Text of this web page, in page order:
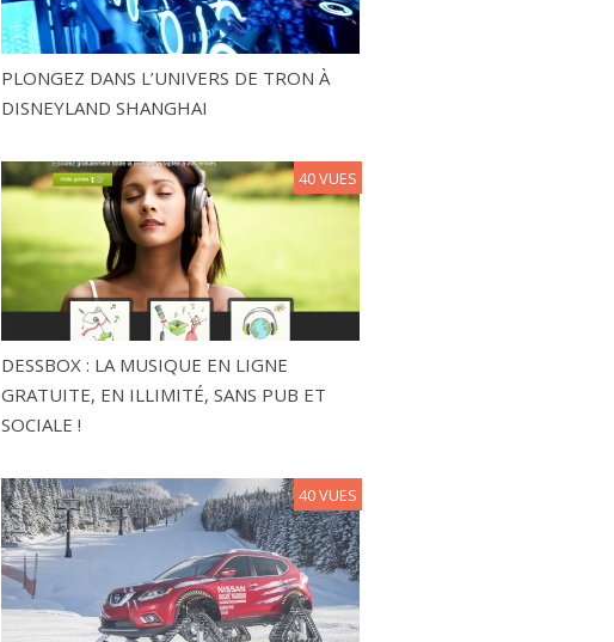
PLONGEZ DANS L’UNIVERS DE TRON À
DISNEYLAND SHANGHAI
DESSBOX : LA MUSIQUE EN LIGNE
GRATUITE, EN ILLIMITÉ, SANS PUB ET
SOCIALE !
40 VUES
40 VUES